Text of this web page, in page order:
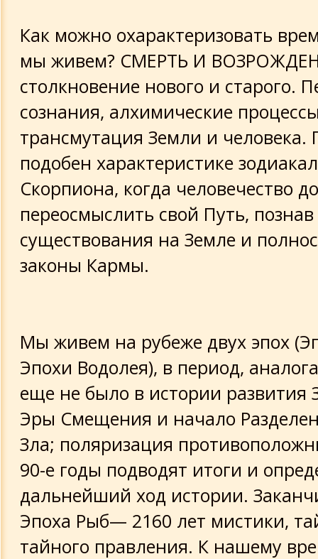
Как можно охарактеризовать
мы живем? СМЕРТЬ И
столкновение нового и старого.
сознания, алхимические
трансмутация Земли и человека.
подобен характеристике
Скорпиона, когда человечество
переосмыслить свой Путь,
существования на Земле и
законы Кармы.
Мы живем на рубеже двух эпох
Эпохи Водолея), в период,
еще не было в истории развития
Эры Смещения и начало
Зла; поляризация
90-е годы подводят итоги и
дальнейший ход истории.
Эпоха Рыб— 2160 лет мистики,
тайного правления. К нашему